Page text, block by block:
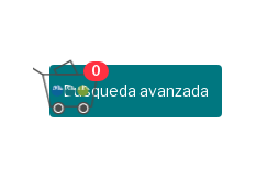
Busqueda avanzada
0